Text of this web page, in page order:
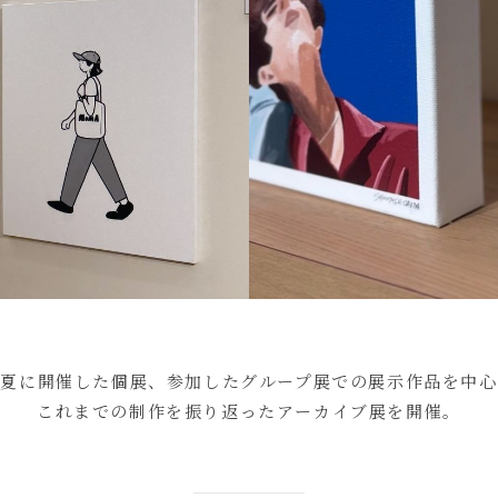
に開催した個展、参加したグループ展での展示作品を中
これまでの制作を振り返ったアーカイブ展を開催。